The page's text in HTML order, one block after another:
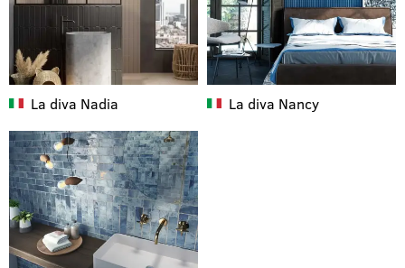
La diva Nadia La diva Nancy